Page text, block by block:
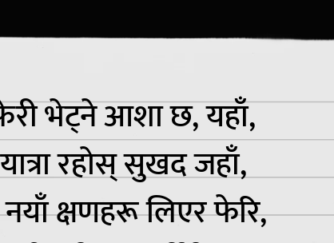
भेट्ने आशा छ, यहाँ,
यात्रा रहोस् सुखद जहाँ,
क्षणहरू लिएर फेरि,